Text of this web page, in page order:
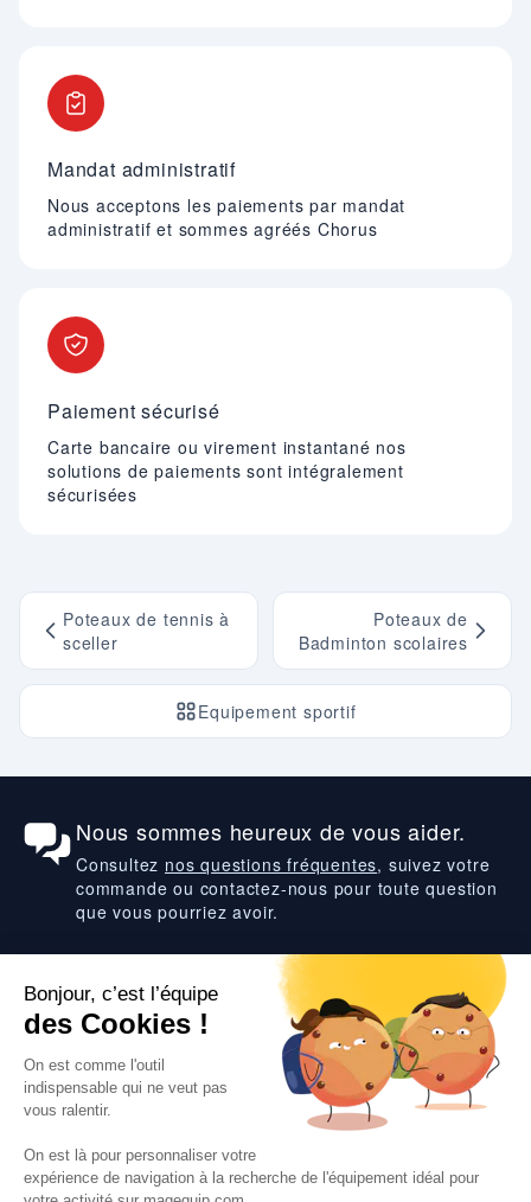
Mandat administratif
Nous acceptons les paiements par mandat
administratif et sommes agréés Chorus
Paiement sécurisé
Carte bancaire ou virement instantané nos
solutions de paiements sont intégralement
sécurisées
Poteaux de tennis à
sceller
Equipement sportif
Poteaux de
Badminton scolaires
Nous sommes heureux de vous aider.
Consultez nos questions fréquentes, suivez votre
commande ou contactez-nous pour toute question
que vous pourriez avoir.
Suivez-nous
VOS SERVICES